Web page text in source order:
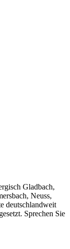
Gladbach,
Neuss,
deutschlandweit
Sprechen Sie